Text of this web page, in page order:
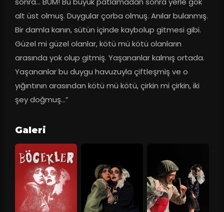
alt üst olmuş. Duygular çorba olmuş. Anılar bulanmış.
Bir damla kanın, sütün içinde kaybolup gitmesi gibi.
Güzel mi güzel olanlar, kötü mü kötü olanların
arasında yok olup gitmiş. Yaşananlar kalmış ortada.
Yaşananlar bu duygu havuzuyla çiftleşmiş ve o
yığıntının arasından kötü mü kötü, çirkin mi çirkin, iki
şey doğmuş…”
Galeri